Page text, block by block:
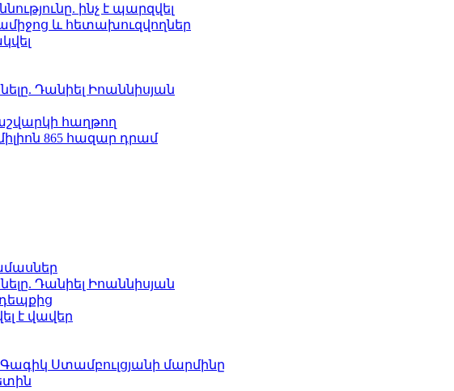
ինչ է պարզվել
և հետախուզվողներ
Դանիել Իոաննիսյան
հաղթող
865 հազար դրամ
Դանիել Իոաննիսյան
է վավեր
Ստամբուլցյանի մարմինը